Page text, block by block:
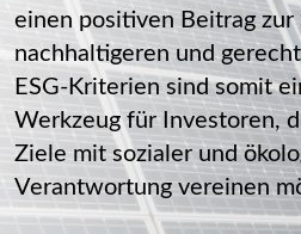
einen positiven Beitrag zur
nachhaltigeren und
ESG-Kriterien sind somit
Werkzeug für Investoren,
Ziele mit sozialer und
Verantwortung vereinen